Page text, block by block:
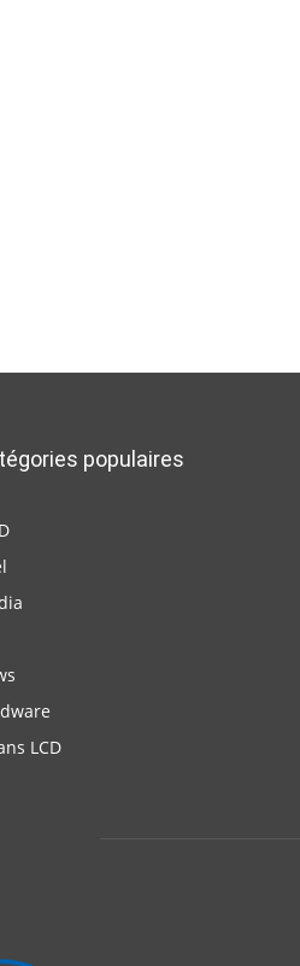
populaires
LCD